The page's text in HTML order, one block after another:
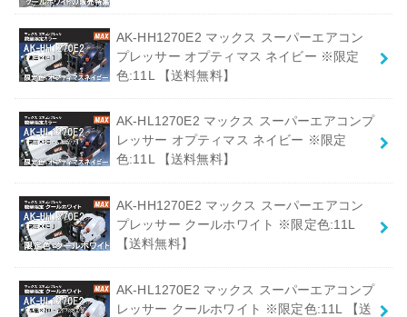
AK-HH1270E2 マックス スーパーエアコン
プレッサー オプティマス ネイビー ※限定
色:11L 【送料無料】
AK-HL1270E2 マックス スーパーエアコンプ
レッサー オプティマス ネイビー ※限定
色:11L 【送料無料】
AK-HH1270E2 マックス スーパーエアコン
プレッサー クールホワイト ※限定色:11L
【送料無料】
AK-HL1270E2 マックス スーパーエアコンプ
レッサー クールホワイト ※限定色:11L 【送